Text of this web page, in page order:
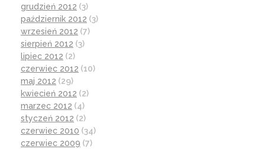
grudzień 2012 (3)
październik 2012 (3)
wrzesień 2012 (7)
sierpień 2012 (3)
lipiec 2012 (2)
czerwiec 2012 (10)
maj 2012 (29)
kwiecień 2012 (2)
marzec 2012 (4)
styczeń 2012 (2)
czerwiec 2010 (34)
czerwiec 2009 (7)